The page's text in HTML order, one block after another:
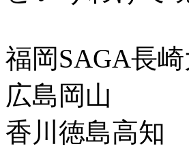
福岡SAGA長
広島岡山
香川徳島高知